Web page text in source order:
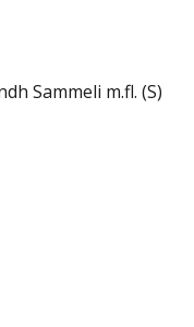
Sammeli m.fl. (S)